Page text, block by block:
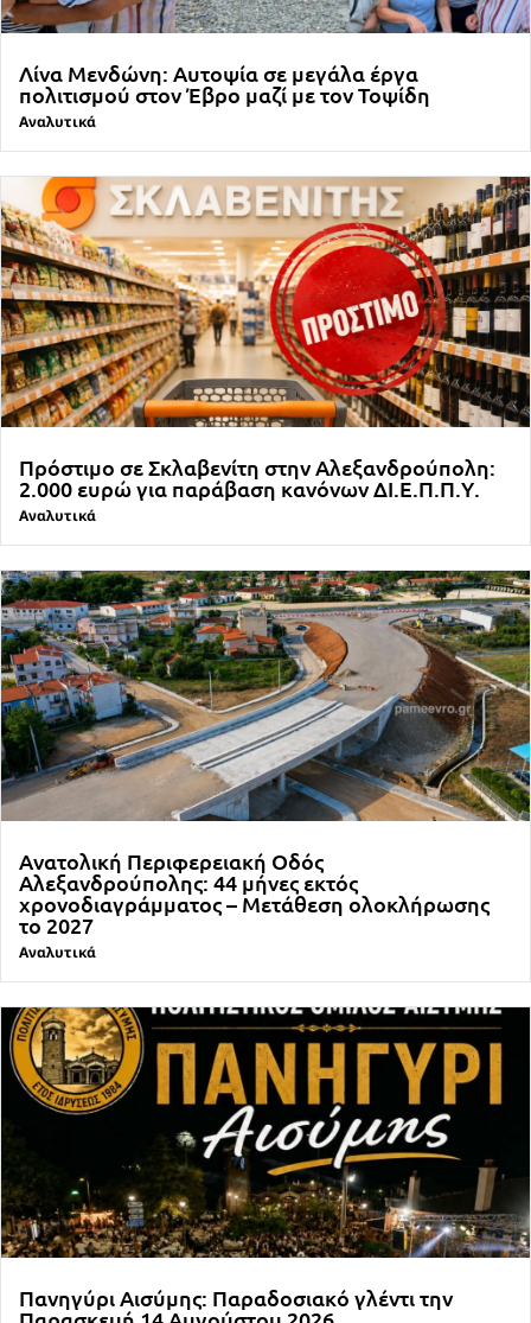
Λίνα Μενδώνη: Αυτοψία σε μεγάλα έργα
πολιτισμού στον Έβρο μαζί με τον Τοψίδη
Αναλυτικά
Πρόστιμο σε Σκλαβενίτη στην Αλεξανδρούπολη:
2.000 ευρώ για παράβαση κανόνων ΔΙ.Ε.Π.Π.Υ.
Αναλυτικά
Ανατολική Περιφερειακή Οδός
Αλεξανδρούπολης: 44 μήνες εκτός
χρονοδιαγράμματος – Μετάθεση ολοκλήρωσης
το 2027
Αναλυτικά
Πανηγύρι Αισύμης: Παραδοσιακό γλέντι την